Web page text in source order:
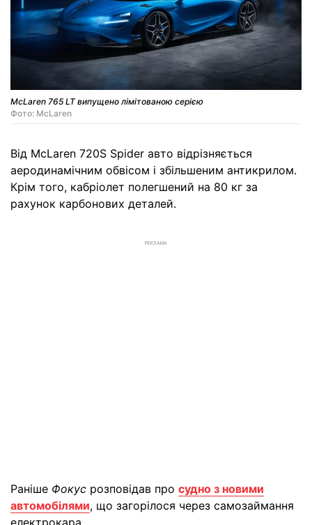
McLaren 765 LT випущено лімітованою серією
Фото: McLaren
Від McLaren 720S Spider авто відрізняється
аеродинамічним обвісом і збільшеним антикрилом.
Крім того, кабріолет полегшений на 80 кг за
рахунок карбонових деталей.
РЕКЛАМА
Раніше Фокус розповідав про судно з новими
автомобілями, що загорілося через самозаймання